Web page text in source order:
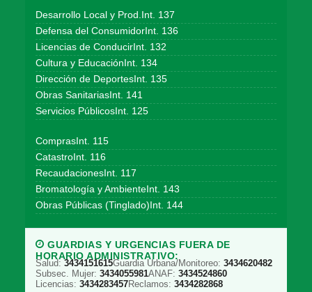
Desarrollo Local y Prod.Int. 137
Defensa del ConsumidorInt. 136
Licencias de ConducirInt. 132
Cultura y EducaciónInt. 134
Dirección de DeportesInt. 135
Obras SanitariasInt. 141
Servicios PúblicosInt. 125
ComprasInt. 115
CatastroInt. 116
RecaudacionesInt. 117
Bromatología y AmbienteInt. 143
Obras Públicas (Tinglado)Int. 144
GUARDIAS Y URGENCIAS FUERA DE
HORARIO ADMINISTRATIVO:
Salud: 3434151615Guardia Urbana/Monitoreo: 3434620482
Subsec. Mujer: 3434055981ANAF: 3434524860
Licencias: 3434283457Reclamos: 3434282868